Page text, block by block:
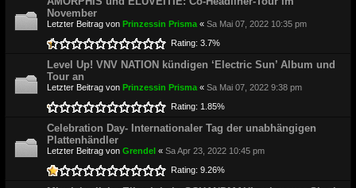
November
Letzter Beitrag von Prinzessin Prisma « Sa Mai 07, 2022 10:35 pm
Rating: 3.7%
Level Up! VNV NATION kündigen ‘Electric Sun’ Album und
Tour an
Letzter Beitrag von Prinzessin Prisma « Sa Mai 07, 2022 9:38 pm
Rating: 1.85%
Celebration Day- Internationaler Tag der unabhängigen
Plattenhändler
Letzter Beitrag von Grendel « Sa Apr 23, 2022 10:45 pm
Rating: 9.26%